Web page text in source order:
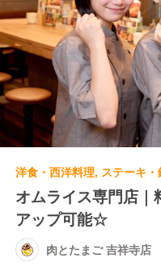
オムライス専門店
アップ可能☆
肉とたまご 吉祥寺店